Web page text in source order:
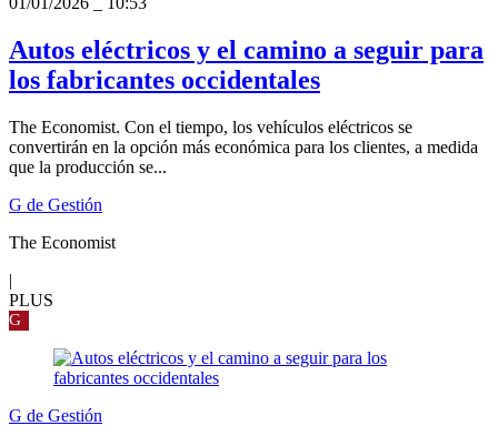
Autos eléctricos y el camino a seguir para
los fabricantes occidentales
The Economist. Con el tiempo, los vehículos eléctricos se
convertirán en la opción más económica para los clientes, a medida
que la producción se...
G de Gestión
The Economist
|
PLUS
G
G de Gestión